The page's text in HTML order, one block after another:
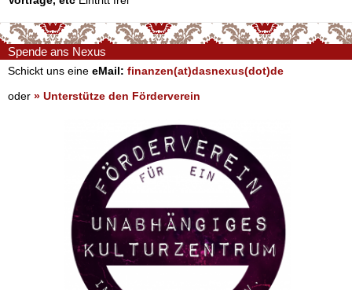
Spende ans Nexus
Schickt uns eine eMail: finanzen(at)dasnexus(dot)de
oder » Unterstütze den Förderverein